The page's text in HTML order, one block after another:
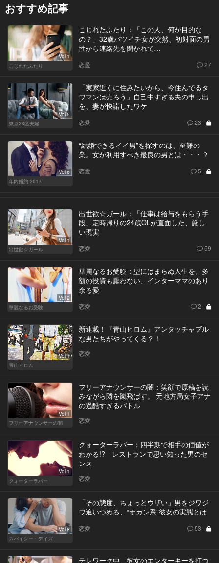
おすすめ記事
Vol.1
こじれたふたり
こじれたふたり：「この人、何が目的な
の？」32歳バツイチ女が突然、初対面の男
性から連絡先を聞かれて…
恋愛 27
Vol.5
東京23区夫婦
「実家近くに住みたいから、今住んでるタ
ワマンは売ろう」自己中すぎる夫の申し出
を、妻が快諾したワケ
恋愛 23
Vol.6
年内婚約 2017
“結婚できるイイ男”を探すのは、至難の
業。女が利用すべき最良の男とは・・・？
恋愛 5
Vol.1
出世欲☆ガール
出世欲☆ガール：「仕事は給与をもらう手
段」定時帰りの24歳OLが直面した、厳し
い現実
恋愛 59
Vol.2
華麗なるお受験
華麗なるお受験：型にはまらぬ人生を。多
額の投資も厭わない、インターママのあり
余る愛
恋愛 2
Vol.1
青山ヒロム
新連載！『青山ヒロム』アンタッチャブル
な男たちがやってくる？！
恋愛
Vol.1
フリーアナウンサーの闇
フリーアナウンサーの闇：笑顔で原稿を読
みながら隣を蹴飛ばす。 元地方局女子アナ
の過酷すぎるバトル
恋愛
Vol.1
クォーターラバー
クォーターラバー：四半期で相手の価値が
わかる!? レストランで思い知った男のセ
ンス
恋愛
Vol.8
スパイシー・デイズ
「その態度、ちょっとウザい」男をジワジ
ワ追いつめる、“オカン系”彼女の実態とは
恋愛 53
テレワーク中、彼女のエンターキーを打つ